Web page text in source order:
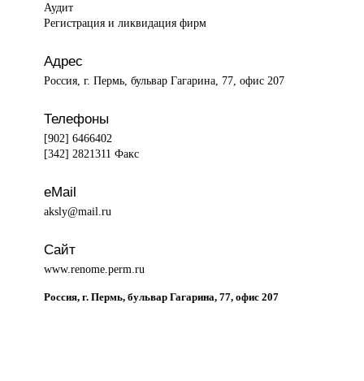
Аудит
Регистрация и ликвидация фирм
Адрес
Россия, г. Пермь, бульвар Гагарина, 77, офис 207
Телефоны
[902] 6466402
[342] 2821311 Факс
eMail
aksly@mail.ru
Сайт
www.renome.perm.ru
Россия, г. Пермь, бульвар Гагарина, 77, офис 207